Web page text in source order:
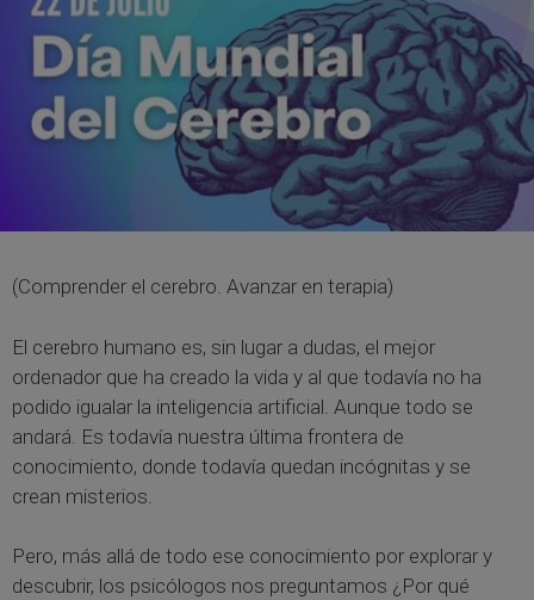
(Comprender el cerebro. Avanzar en terapia)
El cerebro humano es, sin lugar a dudas, el mejor
ordenador que ha creado la vida y al que todavía no ha
podido igualar la inteligencia artificial. Aunque todo se
andará. Es todavía nuestra última frontera de
conocimiento, donde todavía quedan incógnitas y se
crean misterios.
Pero, más allá de todo ese conocimiento por explorar y
descubrir, los psicólogos nos preguntamos ¿Por qué